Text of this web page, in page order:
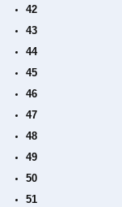
42
43
44
45
46
47
48
49
50
51